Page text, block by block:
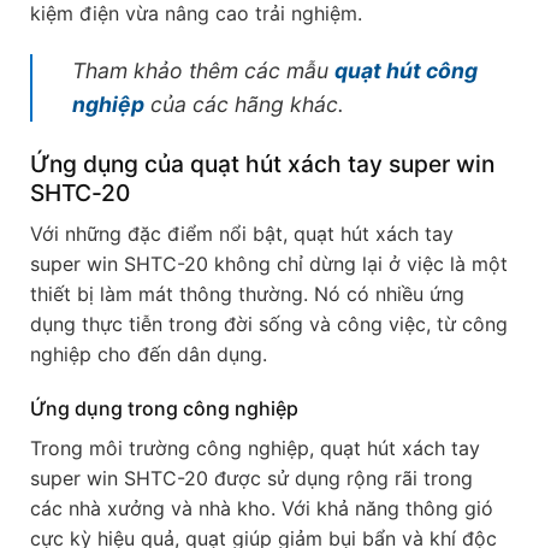
kiệm điện vừa nâng cao trải nghiệm.
Tham khảo thêm các mẫu quạt hút công
nghiệp của các hãng khác.
Ứng dụng của quạt hút xách tay super win
SHTC-20
Với những đặc điểm nổi bật, quạt hút xách tay
super win SHTC-20 không chỉ dừng lại ở việc là một
thiết bị làm mát thông thường. Nó có nhiều ứng
dụng thực tiễn trong đời sống và công việc, từ công
nghiệp cho đến dân dụng.
Ứng dụng trong công nghiệp
Trong môi trường công nghiệp, quạt hút xách tay
super win SHTC-20 được sử dụng rộng rãi trong
các nhà xưởng và nhà kho. Với khả năng thông gió
cực kỳ hiệu quả, quạt giúp giảm bụi bẩn và khí độc